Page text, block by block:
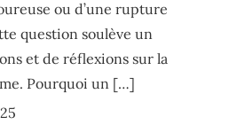
ou d’une rupture
question soulève un
et de réflexions sur la
Pourquoi un […]